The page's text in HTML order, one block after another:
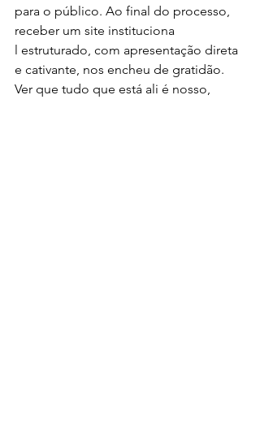
para o público. Ao final do processo,
receber um site instituciona
l estruturado, com apresentação direta
e cativante, nos encheu de gratidão.
Ver que tudo que está ali é nosso,